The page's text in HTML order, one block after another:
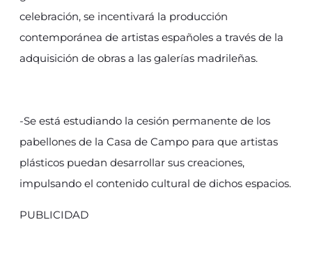
celebración, se incentivará la producción
contemporánea de artistas españoles a través de la
adquisición de obras a las galerías madrileñas.
-Se está estudiando la cesión permanente de los
pabellones de la Casa de Campo para que artistas
plásticos puedan desarrollar sus creaciones,
impulsando el contenido cultural de dichos espacios.
PUBLICIDAD